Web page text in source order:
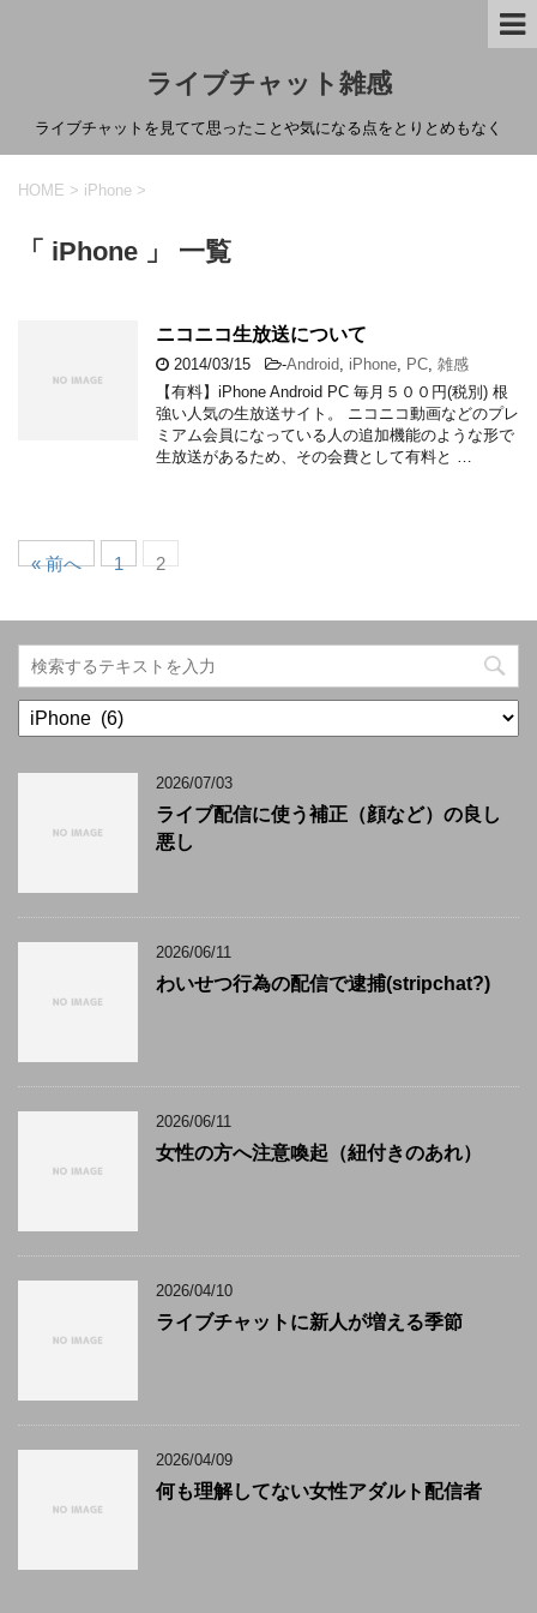
ライブチャット雑感
ライブチャットを見てて思ったことや気になる点をとりとめもなく
HOME > iPhone >
「 iPhone 」 一覧
ニコニコ生放送について
2014/03/15 -Android iPhone PC 雑感
【有料】iPhone Android PC 毎月５００円(税別) 根
強い人気の生放送サイト。 ニコニコ動画などのプレ
ミアム会員になっている人の追加機能のような形で
生放送があるため、その会費として有料と …
« 前へ 1 2
カ
テ
2026/07/03
ライブ配信に使う補正（顔など）の良し
悪し
2026/06/11
わいせつ行為の配信で逮捕(stripchat?)
2026/06/11
女性の方へ注意喚起（紐付きのあれ）
2026/04/10
ライブチャットに新人が増える季節
2026/04/09
何も理解してない女性アダルト配信者